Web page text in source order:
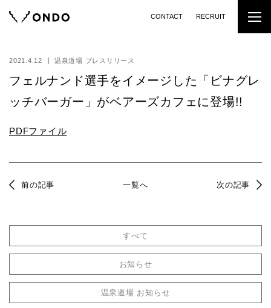
CONTACT RECRUIT
2021.4.12 温泉道場 プレスリリース
フェルナンド選手をイメージした「ビナグレ
ッチバーガー」がベアーズカフェに登場!!
PDFファイル
前の記事 一覧へ 次の記事
すべて
お知らせ
温泉道場 お知らせ